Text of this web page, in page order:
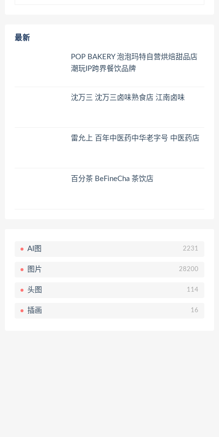
最新
POP BAKERY 泡泡玛特自营烘焙甜品店
潮玩IP跨界餐饮品牌
沈万三 沈万三卤味熟食店 江南卤味
雷允上 百年中医药中华老字号 中医药店
百分茶 BeFineCha 茶饮店
AI图 2231
图片 28200
头图 114
插画 16